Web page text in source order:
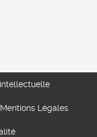
Mentions Légales